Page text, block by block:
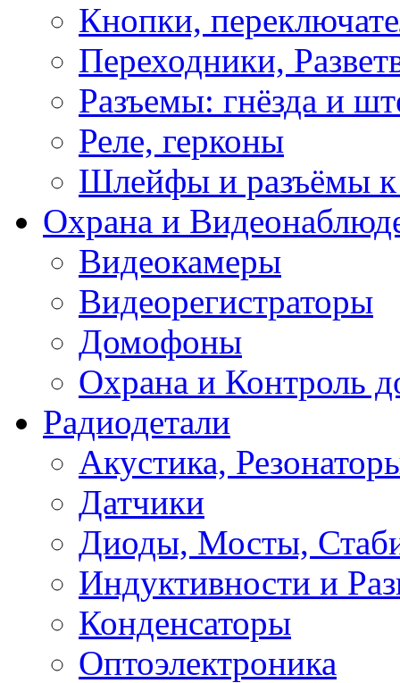
Кнопки,
Переходники,
Разъемы: гнёзда и
Реле, герконы
Шлейфы и разъёмы
Охрана и
Видеокамеры
Видеорегистраторы
Домофоны
Охрана и Контроль
Радиодетали
Акустика,
Датчики
Диоды, Мосты,
Индуктивности и
Конденсаторы
Оптоэлектроника